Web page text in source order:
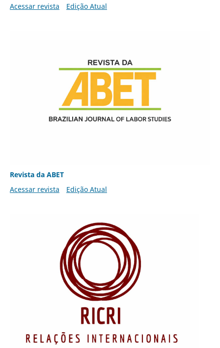
Acessar revista Edição Atual
Revista da ABET
Acessar revista
Edição Atual